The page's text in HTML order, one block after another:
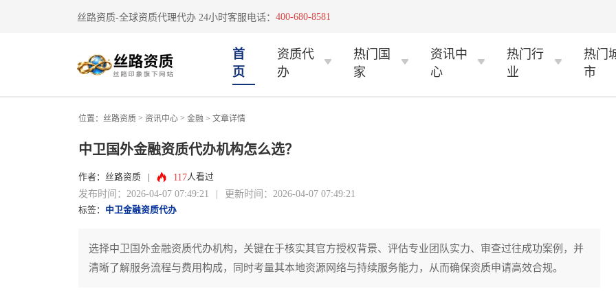
丝路资质-全球资质代理代办 24小时客服电话： 400-680-8581
首
页
资质代
办
热门国
家
资讯中
心
热门行
业
热门
市
位置： 丝路资质 > 资讯中心 > 金融 > 文章详情
中卫国外金融资质代办机构怎么选？
作者：丝路资质 117人看过
发布时间：2026-04-07 07:49:21 | 更新时间：2026-04-07 07:49:21
标签： 中卫金融资质代办
选择中卫国外金融资质代办机构，关键在于核实其官方授权背景、评估专业团队实力、审查过往成功案例，并
清晰了解服务流程与费用构成，同时考量其本地资源网络与持续服务能力，从而确保资质申请高效合规。